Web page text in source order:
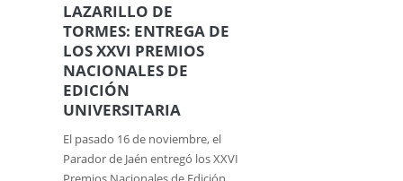
LAZARILLO DE
TORMES: ENTREGA DE
LOS XXVI PREMIOS
NACIONALES DE
EDICIÓN
UNIVERSITARIA
El pasado 16 de noviembre, el
Parador de Jaén entregó los XXVI